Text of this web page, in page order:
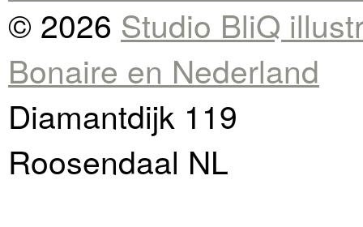
© 2026 Studio BliQ
Bonaire en Nederland
Diamantdijk 119
Roosendaal NL